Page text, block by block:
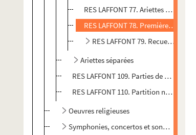
RES LAFFONT 77. Ariettes
RES LAFFONT 78. Première suite
RES LAFFONT 79. Recueils
Ariettes séparées
RES LAFFONT 109. Parties de chant
RES LAFFONT 110. Partition non
Oeuvres religieuses
Symphonies, concertos et sonates